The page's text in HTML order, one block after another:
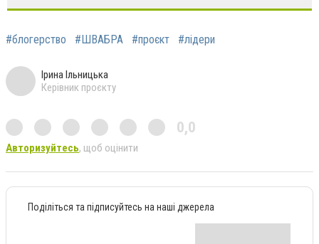
#блогерство #ШВАБРА #проєкт #лідери
Ірина Ільницька
Керівник проєкту
0,0
Авторизуйтесь, щоб оцінити
Поділіться та підписуйтесь на наші джерела